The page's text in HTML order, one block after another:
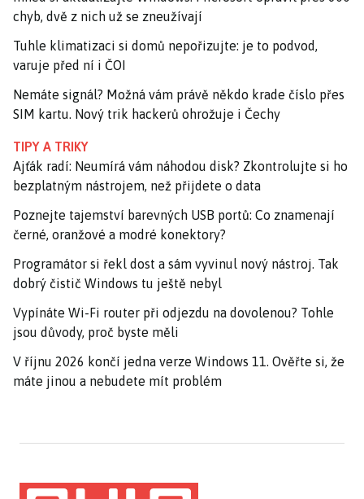
chyb, dvě z nich už se zneužívají
Tuhle klimatizaci si domů nepořizujte: je to podvod,
varuje před ní i ČOI
Nemáte signál? Možná vám právě někdo krade číslo přes
SIM kartu. Nový trik hackerů ohrožuje i Čechy
TIPY A TRIKY
Ajťák radí: Neumírá vám náhodou disk? Zkontrolujte si ho
bezplatným nástrojem, než přijdete o data
Poznejte tajemství barevných USB portů: Co znamenají
černé, oranžové a modré konektory?
Programátor si řekl dost a sám vyvinul nový nástroj. Tak
dobrý čistič Windows tu ještě nebyl
Vypínáte Wi-Fi router při odjezdu na dovolenou? Tohle
jsou důvody, proč byste měli
V říjnu 2026 končí jedna verze Windows 11. Ověřte si, že
máte jinou a nebudete mít problém